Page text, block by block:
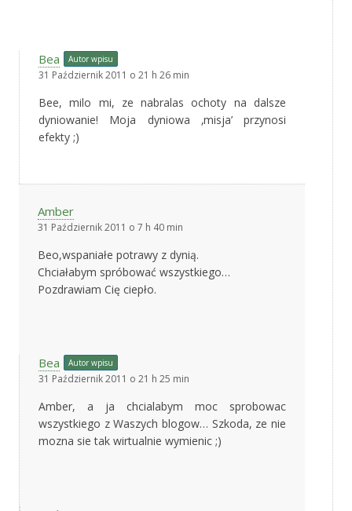
Bea Autor wpisu
31 Październik 2011 o 21 h 26 min
Bee, milo mi, ze nabralas ochoty na dalsze
dyniowanie! Moja dyniowa ‚misja’ przynosi
efekty ;)
Amber
31 Październik 2011 o 7 h 40 min
Beo,wspaniałe potrawy z dynią.
Chciałabym spróbować wszystkiego…
Pozdrawiam Cię ciepło.
Bea Autor wpisu
31 Październik 2011 o 21 h 25 min
Amber, a ja chcialabym moc sprobowac
wszystkiego z Waszych blogow… Szkoda, ze nie
mozna sie tak wirtualnie wymienic ;)